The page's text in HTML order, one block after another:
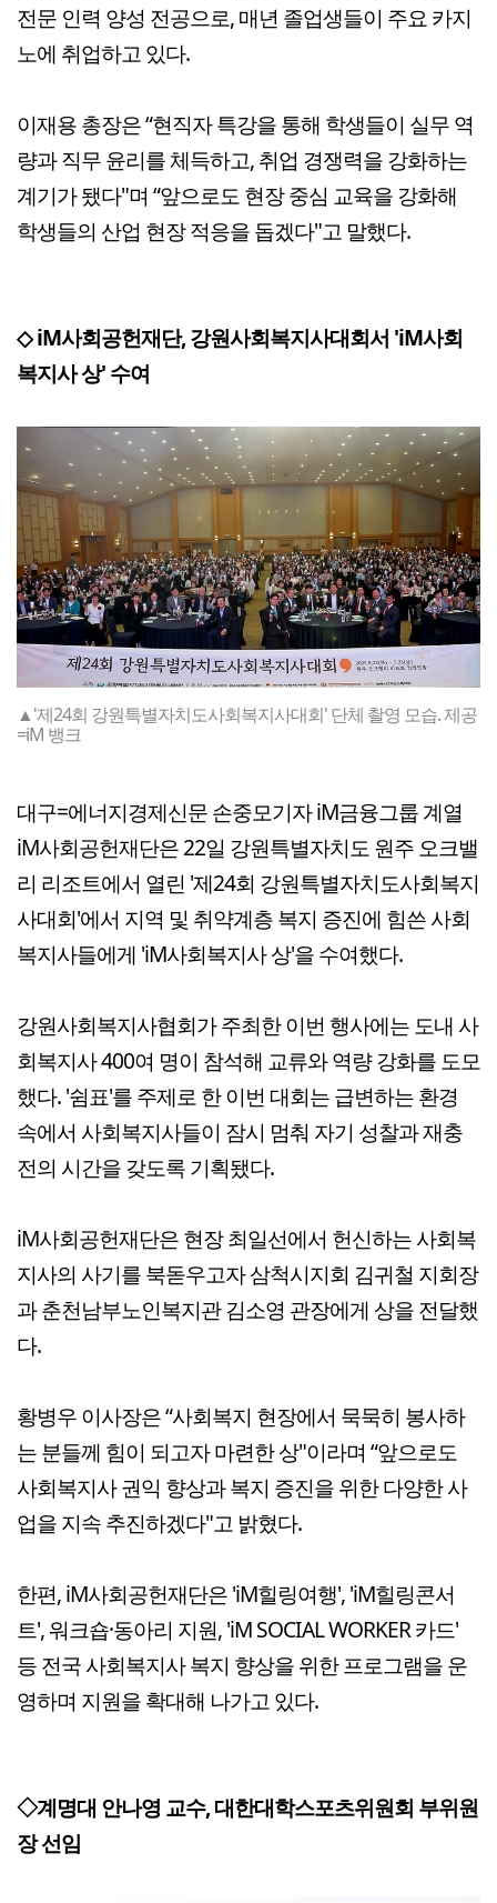
전문 인력 양성 전공으로, 매년 졸업생들이 주요 카지
노에 취업하고 있다.
이재용 총장은 “현직자 특강을 통해 학생들이 실무 역
량과 직무 윤리를 체득하고, 취업 경쟁력을 강화하는
계기가 됐다"며 “앞으로도 현장 중심 교육을 강화해
학생들의 산업 현장 적응을 돕겠다"고 말했다.
◇ iM사회공헌재단, 강원사회복지사대회서 'iM사회
복지사 상' 수여
▲'제24회 강원특별자치도사회복지사대회' 단체 촬영 모습. 제공
=iM 뱅크
대구=에너지경제신문 손중모기자 iM금융그룹 계열
iM사회공헌재단은 22일 강원특별자치도 원주 오크밸
리 리조트에서 열린 '제24회 강원특별자치도사회복지
사대회'에서 지역 및 취약계층 복지 증진에 힘쓴 사회
복지사들에게 'iM사회복지사 상'을 수여했다.
강원사회복지사협회가 주최한 이번 행사에는 도내 사
회복지사 400여 명이 참석해 교류와 역량 강화를 도모
했다. '쉼표'를 주제로 한 이번 대회는 급변하는 환경
속에서 사회복지사들이 잠시 멈춰 자기 성찰과 재충
전의 시간을 갖도록 기획됐다.
iM사회공헌재단은 현장 최일선에서 헌신하는 사회복
지사의 사기를 북돋우고자 삼척시지회 김귀철 지회장
과 춘천남부노인복지관 김소영 관장에게 상을 전달했
다.
황병우 이사장은 “사회복지 현장에서 묵묵히 봉사하
는 분들께 힘이 되고자 마련한 상"이라며 “앞으로도
사회복지사 권익 향상과 복지 증진을 위한 다양한 사
업을 지속 추진하겠다"고 밝혔다.
한편, iM사회공헌재단은 'iM힐링여행', 'iM힐링콘서
트', 워크숍·동아리 지원, 'iM SOCIAL WORKER 카드'
등 전국 사회복지사 복지 향상을 위한 프로그램을 운
영하며 지원을 확대해 나가고 있다.
◇계명대 안나영 교수, 대한대학스포츠위원회 부위원
장 선임